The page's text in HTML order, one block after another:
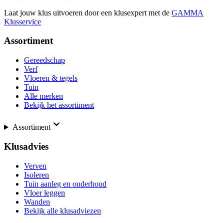
Laat jouw klus uitvoeren door een klusexpert met de GAMMA
Klusservice
Assortiment
Gereedschap
Verf
Vloeren & tegels
Tuin
Alle merken
Bekijk het assortiment
Assortiment
Klusadvies
Verven
Isoleren
Tuin aanleg en onderhoud
Vloer leggen
Wanden
Bekijk alle klusadviezen